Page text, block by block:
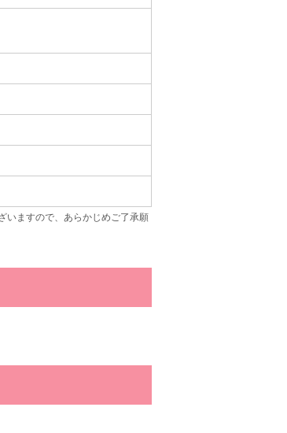
いますので、あらかじめご了承願